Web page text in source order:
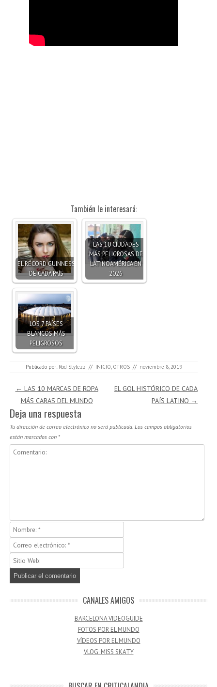
También le interesará:
EL RÉCORD GUINNESS
DE CADA PAÍS
LAS 10 CIUDADES
MÁS PELIGROSAS DE
LATINOAMÉRICA EN
2026
LOS 7 PAÍSES
BLANCOS MÁS
PELIGROSOS
Publicado por: Rod Stylezz // INICIO OTROS // noviembre 8, 2019
Navegación de entradas
← LAS 10 MARCAS DE ROPA
MÁS CARAS DEL MUNDO
EL GOL HISTÓRICO DE CADA
PAÍS LATINO →
Deja una respuesta
Tu dirección de correo electrónico no será publicada. Los campos obligatorios
están marcados con *
CANALES AMIGOS
BARCELONA VIDEOGUIDE
FOTOS POR EL MUNDO
VÍDEOS POR EL MUNDO
VLOG: MISS SKATY